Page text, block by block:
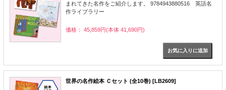
まれてきた名作をご紹介します。 9784943880516 英語名
作ライブラリー
価格： 45,859円(本体 41,690円)
世界の名作絵本 Ｃセット (全10巻) [LB2609]